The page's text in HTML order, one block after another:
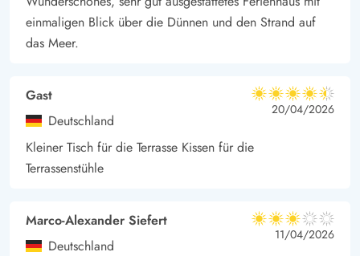
einmaligen Blick über die Dünnen und den Strand auf
das Meer.
Gast
Deutschland
4.5 von 5
4.5 von 5
4.5 out of 5
20/04/2026
Kleiner Tisch für die Terrasse Kissen für die
Terrassenstühle
Marco-Alexander Siefert
Deutschland
3 von 5
3 von 5
3 out of 5
11/04/2026